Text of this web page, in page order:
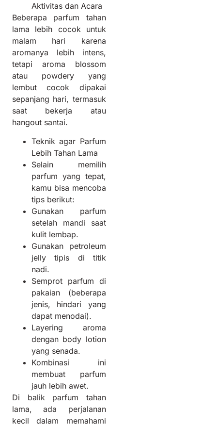
Aktivitas dan Acara
Beberapa parfum tahan
lama lebih cocok untuk
malam hari karena
aromanya lebih intens,
tetapi aroma blossom
atau powdery yang
lembut cocok dipakai
sepanjang hari, termasuk
saat bekerja atau
hangout santai.
Teknik agar Parfum
Lebih Tahan Lama
Selain memilih
parfum yang tepat,
kamu bisa mencoba
tips berikut:
Gunakan parfum
setelah mandi saat
kulit lembap.
Gunakan petroleum
jelly tipis di titik
nadi.
Semprot parfum di
pakaian (beberapa
jenis, hindari yang
dapat menodai).
Layering aroma
dengan body lotion
yang senada.
Kombinasi ini
membuat parfum
jauh lebih awet.
Di balik parfum tahan
lama, ada perjalanan
kecil dalam memahami